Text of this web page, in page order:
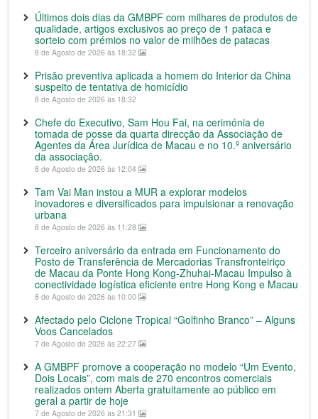
Últimos dois dias da GMBPF com milhares de produtos de
qualidade, artigos exclusivos ao preço de 1 pataca e
sorteio com prémios no valor de milhões de patacas
8 de Agosto de 2026 às 18:32
Prisão preventiva aplicada a homem do Interior da China
suspeito de tentativa de homicídio
8 de Agosto de 2026 às 18:32
Chefe do Executivo, Sam Hou Fai, na cerimónia de
tomada de posse da quarta direcção da Associação de
Agentes da Área Jurídica de Macau e no 10.º aniversário
da associação.
8 de Agosto de 2026 às 12:04
Tam Vai Man instou a MUR a explorar modelos
inovadores e diversificados para impulsionar a renovação
urbana
8 de Agosto de 2026 às 11:28
Terceiro aniversário da entrada em Funcionamento do
Posto de Transferência de Mercadorias Transfronteiriço
de Macau da Ponte Hong Kong-Zhuhai-Macau Impulso à
conectividade logística eficiente entre Hong Kong e Macau
8 de Agosto de 2026 às 10:00
Afectado pelo Ciclone Tropical “Golfinho Branco” – Alguns
Voos Cancelados
7 de Agosto de 2026 às 22:27
A GMBPF promove a cooperação no modelo “Um Evento,
Dois Locais”, com mais de 270 encontros comerciais
realizados ontem Aberta gratuitamente ao público em
geral a partir de hoje
7 de Agosto de 2026 às 21:31